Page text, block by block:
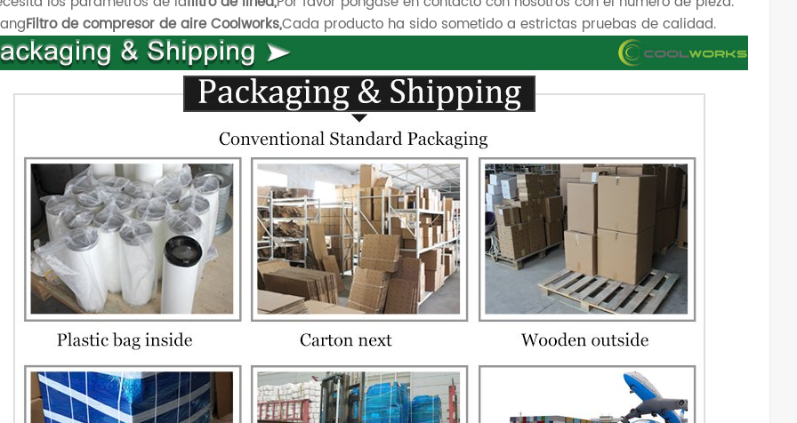
Filtro de compresor de aire Coolworks,Cada producto ha sido sometido a estrictas pruebas de calidad.